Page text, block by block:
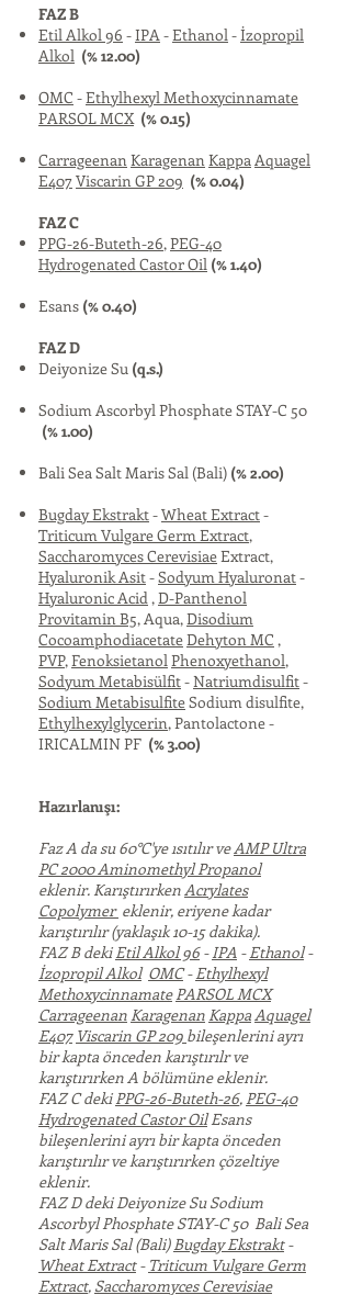
FAZ B
Etil Alkol 96 -IPA-Ethanol-İzopropil
Alkol (% 12.00)
OMC -Ethylhexyl Methoxycinnamate
PARSOL MCX (% 0.15)
CarrageenanKaragenanKappaAquagel
E407Viscarin GP 209 (% 0.04)
FAZ C
PPG-26-Buteth-26,PEG-40
Hydrogenated Castor Oil (% 1.40)
Esans (% 0.40)
FAZ D
Deiyonize Su (q.s.)
Sodium Ascorbyl Phosphate STAY-C 50
(% 1.00)
Bali Sea Salt Maris Sal (Bali) (% 2.00)
Bugday Ekstrakt-Wheat Extract-
Triticum Vulgare Germ Extract,
Saccharomyces CerevisiaeExtract,
Hyaluronik Asit-Sodyum Hyaluronat-
Hyaluronic Acid,D-Panthenol
Provitamin B5, Aqua,Disodium
CocoamphodiacetateDehyton MC ,
PVP,FenoksietanolPhenoxyethanol,
Sodyum Metabisülfit-Natriumdisulfit-
Sodium MetabisulfiteSodium disulfite,
Ethylhexylglycerin, Pantolactone -
IRICALMIN PF (% 3.00)
Hazırlanışı:
Faz A da su 60°C'ye ısıtılır veAMP Ultra
PC 2000 Aminomethyl Propanol
eklenir. KarıştırırkenAcrylates
Copolymer eklenir, eriyene kadar
karıştırılır (yaklaşık 10-15 dakika).
FAZ B dekiEtil Alkol 96-IPA -Ethanol-
İzopropil Alkol OMC-Ethylhexyl
Methoxycinnamate PARSOL MCX
Carrageenan Karagenan KappaAquagel
E407 Viscarin GP 209 bileşenlerini ayrı
bir kapta önceden karıştırılr ve
karıştırırken A bölümüne eklenir.
FAZ C dekiPPG-26-Buteth-26, PEG-40
Hydrogenated Castor OilEsans
bileşenlerini ayrı bir kapta önceden
karıştırılır ve karıştırırken çözeltiye
eklenir.
FAZ D deki Deiyonize Su Sodium
Ascorbyl Phosphate STAY-C 50 Bali Sea
Salt Maris Sal (Bali)Bugday Ekstrakt-
Wheat Extract- Triticum Vulgare Germ
Extract, Saccharomyces Cerevisiae